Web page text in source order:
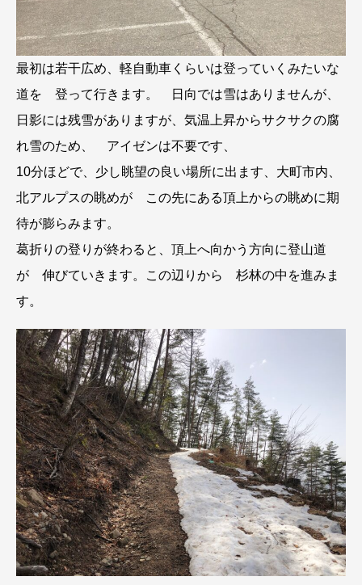
最初は若干広め、軽自動車くらいは登っていくみたいな
道を 登って行きます。 日向では雪はありませんが、
日影には残雪がありますが、気温上昇からサクサクの腐
れ雪のため、 アイゼンは不要です、
10分ほどで、少し眺望の良い場所に出ます、大町市内、
北アルプスの眺めが この先にある頂上からの眺めに期
待が膨らみます。
葛折りの登りが終わると、頂上へ向かう方向に登山道
が 伸びていきます。この辺りから 杉林の中を進みま
す。